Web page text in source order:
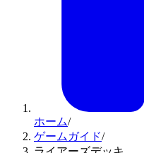
ホーム/
ゲームガイド/